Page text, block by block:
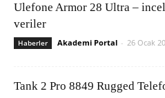
Ulefone Armor 28 Ultra –
veriler
Haberler Akademi Portal - 26 Ocak
Tank 2 Pro 8849 Rugged